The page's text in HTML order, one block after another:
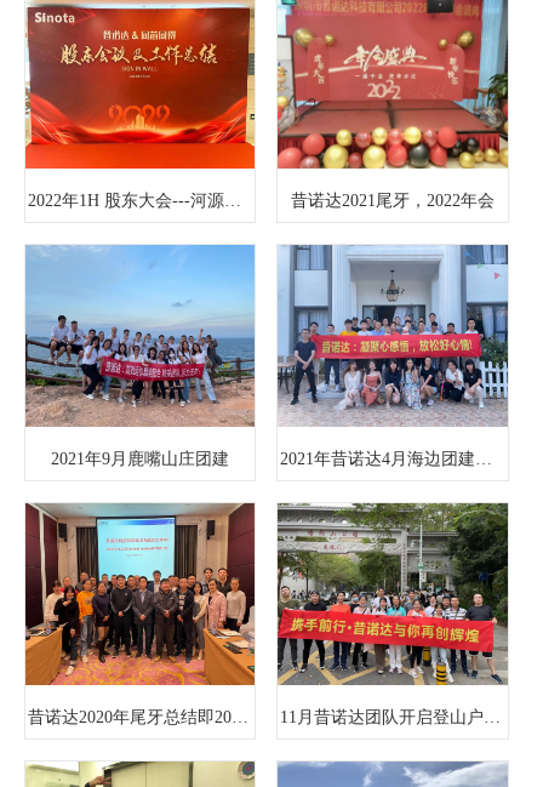
2022年1H 股东大会---河源巴伐利亚庄园！ 昔诺达2021尾牙，2022年会
2021年9月鹿嘴山庄团建
昔诺达2020年尾牙总结即2021展望